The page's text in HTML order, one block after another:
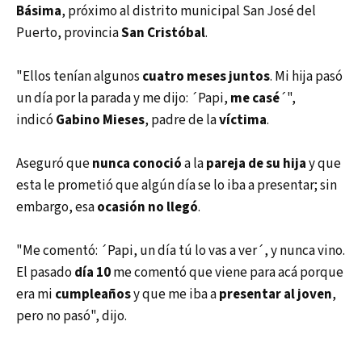
Básima, próximo al distrito municipal San José del
Puerto, provinciaSan Cristóbal.
"Ellos tenían algunos cuatro meses juntos. Mi hija pasó
un día por la parada y me dijo: ´Papi, me casé´",
indicóGabino Mieses, padre de lavíctima.
Aseguró quenunca conocióa lapareja de su hijay que
esta le prometió que algún día se lo iba a presentar; sin
embargo, esaocasión no llegó.
"Me comentó: ´Papi, un día tú lo vas a ver´, y nunca vino.
El pasadodía 10me comentó que viene para acá porque
era mi cumpleañosy que me iba apresentar al joven,
pero no pasó", dijo.